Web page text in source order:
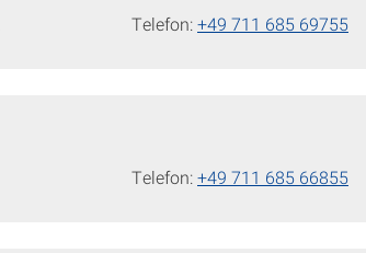
Telefon:+49 711 685 69755
Telefon:+49 711 685 66855